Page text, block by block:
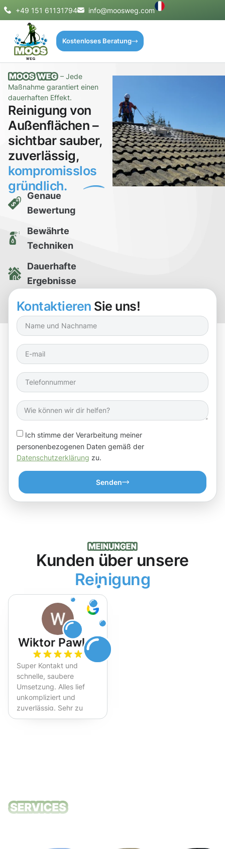
+49 151 61131794 info@moosweg.com
Kostenloses Beratung
– Jede
Maßnahme garantiert einen
dauerhaften Effekt.
Reinigung von
Außenflächen –
sichtbar sauber,
zuverlässig,
kompromisslos
gründlich.
Genaue
Bewertung
Bewährte
Techniken
Dauerhafte
Ergebnisse
Kostenlose
Reinigungsprobe
Kontaktieren Sie uns!
Ich stimme der Verarbeitung meiner
personenbezogenen Daten gemäß der
Datenschutzerklärung zu.
Senden
Kunden über unsere
Reinigung
Wiktor Pawlak
Super Kontakt und
schnelle, saubere
Umsetzung. Alles lief
unkompliziert und
zuverlässig. Sehr zu
empfehlen!